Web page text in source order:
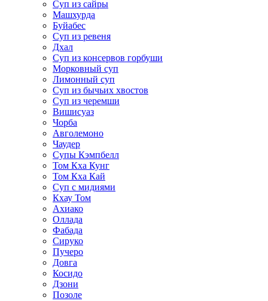
Суп из сайры
Машхурда
Буйабес
Суп из ревеня
Дхал
Суп из консервов горбуши
Морковный суп
Лимонный суп
Суп из бычьих хвостов
Суп из черемши
Вишисуаз
Чорба
Авголемоно
Чаудер
Супы Кэмпбелл
Том Кха Кунг
Том Кха Кай
Суп с мидиями
Кхау Том
Ахиако
Оллада
Фабада
Сируко
Пучеро
Довга
Косидо
Дзони
Позоле